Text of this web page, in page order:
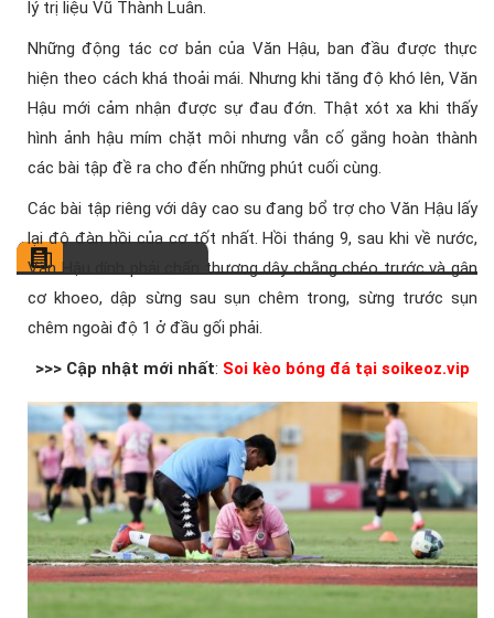
lý trị liệu Vũ Thành Luân.
Những động tác cơ bản của Văn Hậu, ban đầu được thực
hiện theo cách khá thoải mái. Nhưng khi tăng độ khó lên, Văn
Hậu mới cảm nhận được sự đau đớn. Thật xót xa khi thấy
hình ảnh hậu mím chặt môi nhưng vẫn cố gắng hoàn thành
các bài tập đề ra cho đến những phút cuối cùng.
Các bài tập riêng với dây cao su đang bổ trợ cho Văn Hậu lấy
lại độ đàn hồi của cơ tốt nhất. Hồi tháng 9, sau khi về nước,
Văn Hậu dính phải chấn thương dây chằng chéo trước và gân
cơ khoeo, dập sừng sau sụn chêm trong, sừng trước sụn
chêm ngoài độ 1 ở đầu gối phải.
>>> Cập nhật mới nhất: Soi kèo bóng đá tại soikeoz.vip